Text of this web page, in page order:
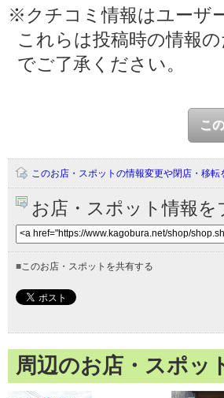
※クチコミ情報はユーザ
これらは投稿時の情報
でご了承ください。
こ
このお店・スポットの情報変更や閉店・移転
お店・スポット情報を
■ このお店・スポットを共有する
周辺のお店・スポッ